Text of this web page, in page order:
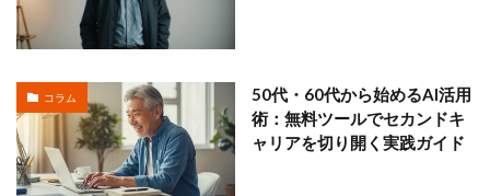
コラム
50代・60代から始めるAI活用
術：無料ツールでセカンドキ
ャリアを切り開く実践ガイド